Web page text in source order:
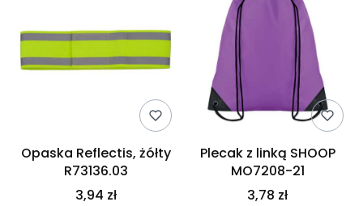
Opaska Reflectis, żółty
R73136.03
3,94 zł
Plecak z linką SHOOP
MO7208-21
3,78 zł